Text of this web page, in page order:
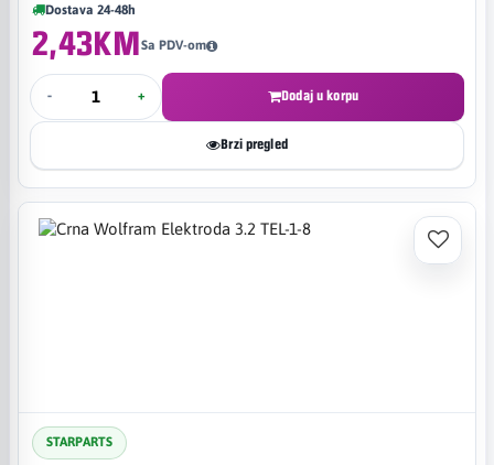
Dostava 24-48h
2,43KMSa PDV-om
- + Dodaj u korpu
Brzi pregled
STARPARTS